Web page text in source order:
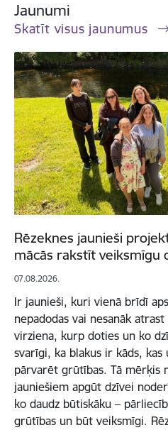
Jaunumi
Skatīt visus jaunumus
Rēzeknes jaunieši
mācās rakstīt veiksmīgu
07.08.2026.
Ir jaunieši, kuri vienā brīdī
nepadodas vai nesanāk
virziena, kurp doties un ko
svarīgi, ka blakus ir kāds, kas
pārvarēt grūtības. Tā mērķis
jauniešiem apgūt dzīvei
ko daudz būtiskāku –
grūtības un būt veiksmīgi.